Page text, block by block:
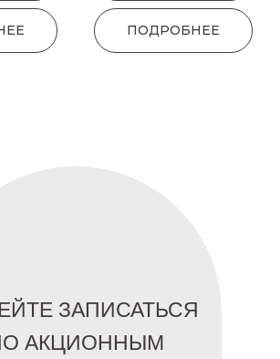
ПОДРОБНЕЕ
ЗАПИСАТЬСЯ
АКЦИОННЫМ